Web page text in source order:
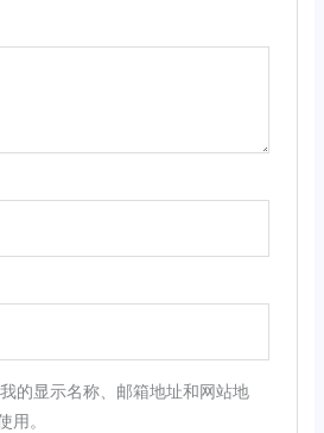
的显示名称、邮箱地址和网站地
用。